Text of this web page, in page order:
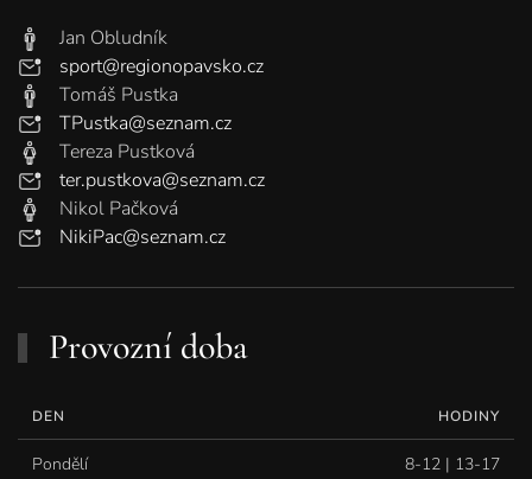
Jan Obludník
sport@regionopavsko.cz
Tomáš Pustka
TPustka@seznam.cz
Tereza Pustková
ter.pustkova@seznam.cz
Nikol Pačková
NikiPac@seznam.cz
Provozní doba
DEN HODINY
Pondělí 8-12 | 13-17